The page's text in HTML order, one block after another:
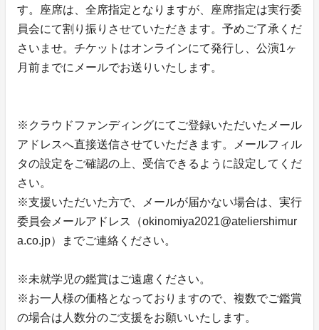
す。座席は、全席指定となりますが、座席指定は実行委
員会にて割り振りさせていただきます。予めご了承くだ
さいませ。チケットはオンラインにて発行し、公演1ヶ
月前までにメールでお送りいたします。
※クラウドファンディングにてご登録いただいたメール
アドレスへ直接送信させていただきます。メールフィル
タの設定をご確認の上、受信できるように設定してくだ
さい。
※支援いただいた方で、メールが届かない場合は、実行
委員会メールアドレス（okinomiya2021@ateliershimur
a.co.jp）までご連絡ください。
※未就学児の鑑賞はご遠慮ください。
※お一人様の価格となっておりますので、複数でご鑑賞
の場合は人数分のご支援をお願いいたします。